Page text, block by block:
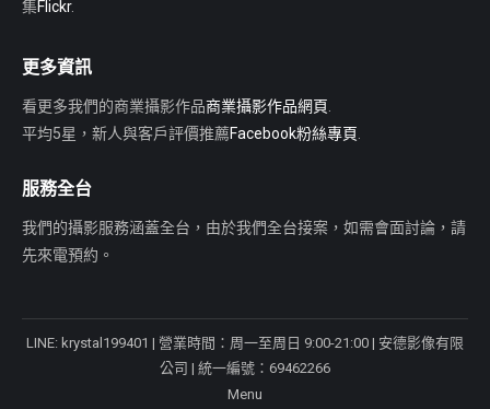
集Flickr.
更多資訊
看更多我們的商業攝影作品商業攝影作品網頁
平均5星，新人與客戶評價推薦Facebook粉絲專頁
服務全台
我們的攝影服務涵蓋全台，由於我們全台接案，如需會面討論，請
先來電預約。
LINE: krystal199401 | 營業時間：周一至周日 9:00-21:00 | 安德影像有限
公司 | 統一編號：69462266
Menu